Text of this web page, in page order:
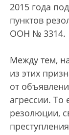
2015 года
пунктов
ООН № 3314.
Между тем,
из этих
от
агрессии. То
резолюции,